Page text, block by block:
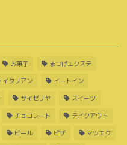
お菓子 まつげエクステ
イタリアン イートイン
サイゼリヤ スイーツ
チョコレート テイクアウト
ビール ピザ マツエク